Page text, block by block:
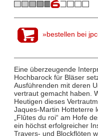
»bestellen bei
Eine überzeugende
Hochbarock für Bläser
Ausführenden mit deren
vertraut gemacht haben.
Heutigen dieses
Jaques-Martin Hotteterre
„Flûtes du roi“ am Hofe
ein höchst erfolgreicher
Travers- und Blockflöten